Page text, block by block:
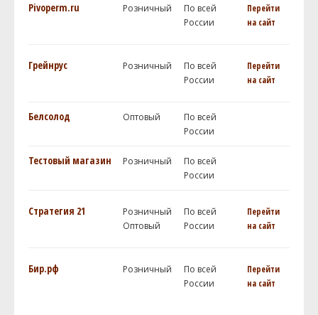
Pivoperm.ru Розничный
По всей
России
Перейти
на сайт
Грейнрус Розничный
По всей
России
Перейти
на сайт
Белсолод Оптовый
По всей
России
Тестовый магазин Розничный
По всей
России
Стратегия 21
Розничный
Оптовый
По всей
России
Перейти
на сайт
Бир.рф Розничный
По всей
России
Перейти
на сайт